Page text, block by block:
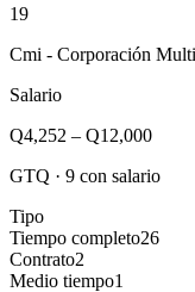
19
Cmi - Corporación
Salario
Q4,252 – Q12,000
GTQ · 9 con salario
Tipo
Tiempo completo26
Contrato2
Medio tiempo1